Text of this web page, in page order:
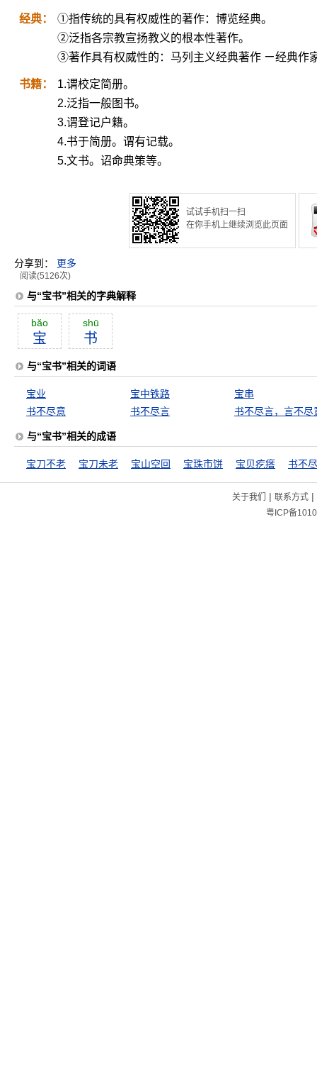
经典：
①指传统的具有权威性的著作：博览经典。
②泛指各宗教宣扬教义的根本性著作。
③著作具有权威性的：马列主义经典著作 ㄧ经典作
书籍：
1.谓校定简册。
2.泛指一般图书。
3.谓登记户籍。
4.书于简册。谓有记载。
5.文书。诏命典策等。
试试手机扫一扫
在你手机上继续浏览此页面
分享到： 更多
阅读(5126次)
与“宝书”相关的字典解释
băo
宝
shū
书
与“宝书”相关的词语
宝业 宝中铁路
宝串
书不尽意
书不尽言 书不尽言，言不尽
与“宝书”相关的成语
宝刀不老 宝刀未老 宝山空回 宝珠市饼 宝贝疙瘩 书不
关于我们 | 联系方式|
粤ICP备